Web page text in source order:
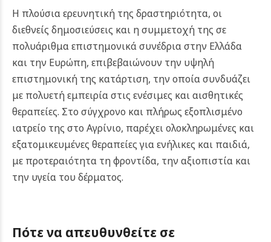
Η πλούσια ερευνητική της δραστηριότητα, οι
διεθνείς δημοσιεύσεις και η συμμετοχή της σε
πολυάριθμα επιστημονικά συνέδρια στην Ελλάδα
και την Ευρώπη, επιβεβαιώνουν την υψηλή
επιστημονική της κατάρτιση, την οποία συνδυάζει
με πολυετή εμπειρία στις ενέσιμες και αισθητικές
θεραπείες. Στο σύγχρονο και πλήρως εξοπλισμένο
ιατρείο της στο Αγρίνιο, παρέχει ολοκληρωμένες και
εξατομικευμένες θεραπείες για ενήλικες και παιδιά,
με προτεραιότητα τη φροντίδα, την αξιοπιστία και
την υγεία του δέρματος.
Πότε να απευθυνθείτε σε